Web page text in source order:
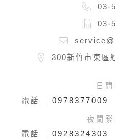
03-
03-
300新竹市東區
日
電話
0978377009
夜間
電話
0928324303